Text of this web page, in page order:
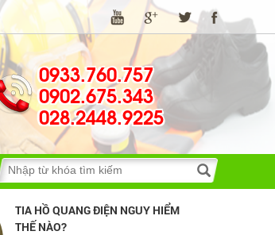
0933.760.757
0902.675.343
028.2448.9225
Những quy định và hệ thống pháp
luật về bảo hộ lao động
Những quy định và hệ thống pháp luật
về bảo hộ lao động
TIA HỒ QUANG ĐIỆN NGUY HIỂM
THẾ NÀO?